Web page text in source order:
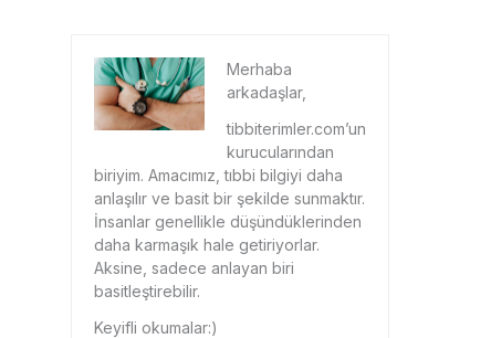
Merhaba
arkadaşlar,
tibbiterimler.com’un
kurucularından
biriyim. Amacımız, tıbbi bilgiyi daha
anlaşılır ve basit bir şekilde sunmaktır.
İnsanlar genellikle düşündüklerinden
daha karmaşık hale getiriyorlar.
Aksine, sadece anlayan biri
basitleştirebilir.
Keyifli okumalar:)